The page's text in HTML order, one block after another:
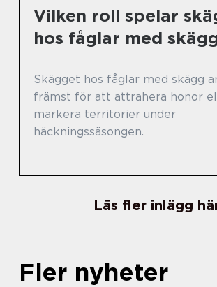
Vilken roll spelar
hos fåglar med
Skägget hos fåglar med skägg
främst för att attrahera honor
markera territorier under
häckningssäsongen.
Läs fler inlägg
Fler nyheter